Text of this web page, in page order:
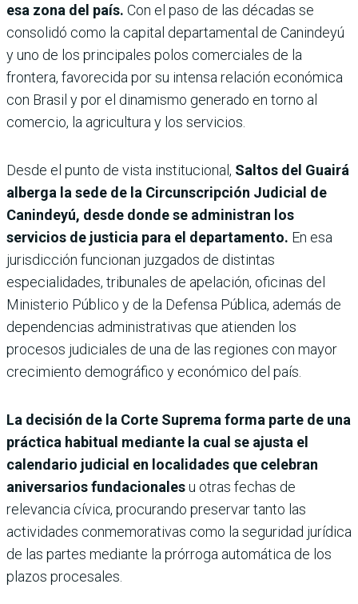
esa zona del país. Con el paso de las décadas se
consolidó como la capital departamental de Canindeyú
y uno de los principales polos comerciales de la
frontera, favorecida por su intensa relación económica
con Brasil y por el dinamismo generado en torno al
comercio, la agricultura y los servicios.
Desde el punto de vista institucional, Saltos del Guairá
alberga la sede de la Circunscripción Judicial de
Canindeyú, desde donde se administran los
servicios de justicia para el departamento. En esa
jurisdicción funcionan juzgados de distintas
especialidades, tribunales de apelación, oficinas del
Ministerio Público y de la Defensa Pública, además de
dependencias administrativas que atienden los
procesos judiciales de una de las regiones con mayor
crecimiento demográfico y económico del país.
La decisión de la Corte Suprema forma parte de una
práctica habitual mediante la cual se ajusta el
calendario judicial en localidades que celebran
aniversarios fundacionalesu otras fechas de
relevancia cívica, procurando preservar tanto las
actividades conmemorativas como la seguridad jurídica
de las partes mediante la prórroga automática de los
plazos procesales.